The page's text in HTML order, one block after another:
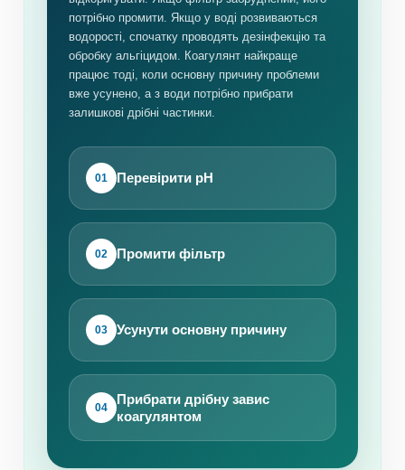
потрібно промити. Якщо у воді розвиваються
водорості, спочатку проводять дезінфекцію та
обробку альгіцидом. Коагулянт найкраще
працює тоді, коли основну причину проблеми
вже усунено, а з води потрібно прибрати
залишкові дрібні частинки.
01 Перевірити pH
02 Промити фільтр
03 Усунути основну причину
04
Прибрати дрібну завис
коагулянтом